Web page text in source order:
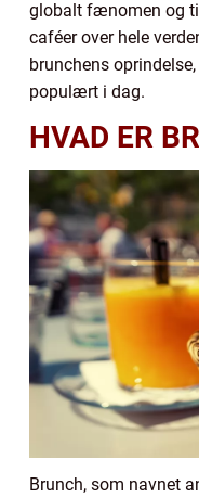
globalt fænomen og
caféer over hele
brunchens
populært i dag.
HVAD ER
Brunch, som navnet